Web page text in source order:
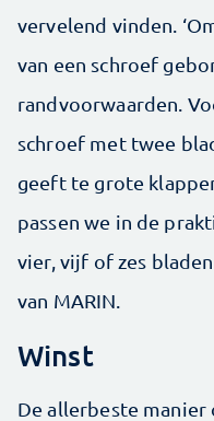
vervelend vinden.
van een schroef
randvoorwaarden.
schroef met twee
geeft te grote
passen we in de
vier, vijf of zes
van MARIN.
Winst
De allerbeste manier